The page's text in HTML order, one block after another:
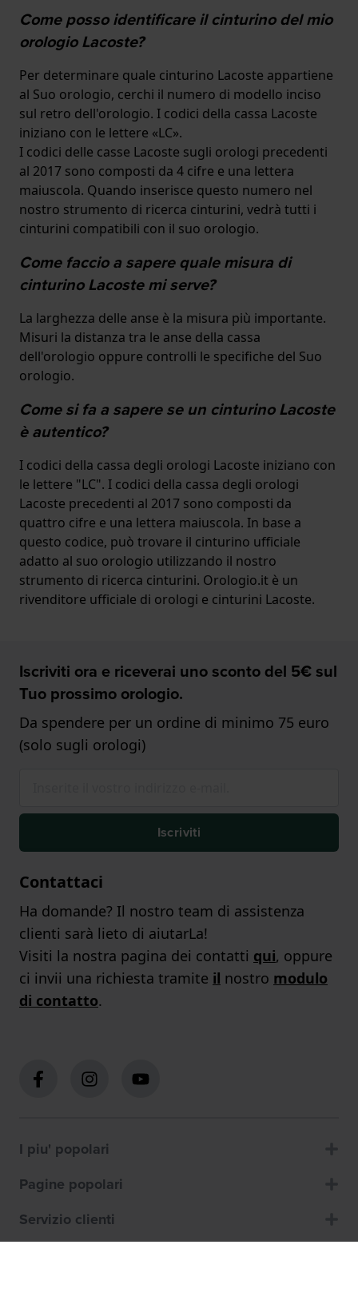
Come posso identificare il cinturino del mio
orologio Lacoste?
Per determinare quale cinturino Lacoste appartiene
al Suo orologio, cerchi il numero di modello inciso
sul retro dell'orologio. I codici della cassa Lacoste
iniziano con le lettere «LC».
I codici delle casse Lacoste sugli orologi precedenti
al 2017 sono composti da 4 cifre e una lettera
maiuscola. Quando inserisce questo numero nel
nostro strumento di ricerca cinturini, vedrà tutti i
cinturini compatibili con il suo orologio.
Come faccio a sapere quale misura di
cinturino Lacoste mi serve?
La larghezza delle anse è la misura più importante.
Misuri la distanza tra le anse della cassa
dell'orologio oppure controlli le specifiche del Suo
orologio.
Come si fa a sapere se un cinturino Lacoste
è autentico?
I codici della cassa degli orologi Lacoste iniziano con
le lettere "LC". I codici della cassa degli orologi
Lacoste precedenti al 2017 sono composti da
quattro cifre e una lettera maiuscola. In base a
questo codice, può trovare il cinturino ufficiale
adatto al suo orologio utilizzando il nostro
strumento di ricerca cinturini. Orologio.it è un
rivenditore ufficiale di orologi e cinturini Lacoste.
Iscriviti ora e riceverai uno sconto del 5€ sul
Tuo prossimo orologio.
Da spendere per un ordine di minimo 75 euro
(solo sugli orologi)
Iscriviti
Contattaci
Ha domande? Il nostro team di assistenza
clienti sarà lieto di aiutarLa!
Visiti la nostra pagina dei contatti qui, oppure
ci invii una richiesta tramite il nostro modulo
di contatto.
I piu' popolari
Pagine popolari
Servizio clienti